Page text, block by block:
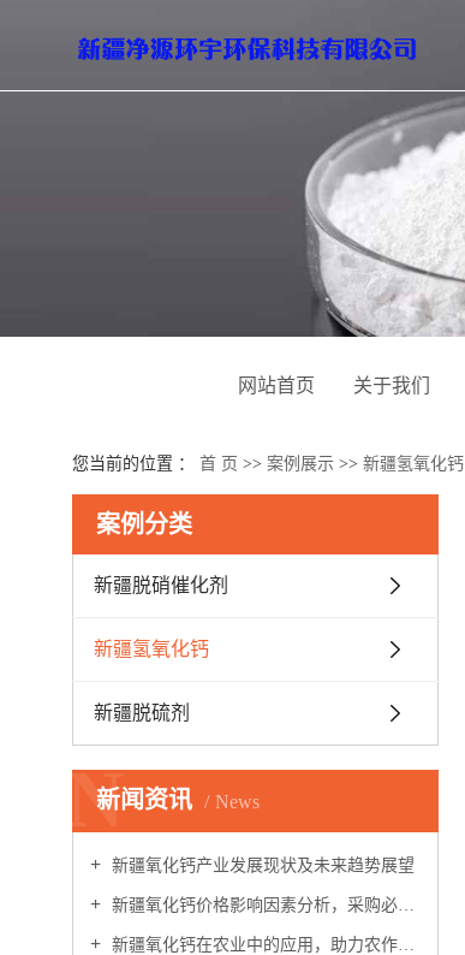
网站首页 关于我们
您当前的位置 ：首 页 >>案例展示 >>新疆氢氧化钙
案例分类
新疆脱硝催化剂
新疆氢氧化钙
新疆脱硫剂
新闻资讯 News
N
新疆氧化钙产业发展现状及未来趋势展望
新疆氧化钙价格影响因素分析，采购必看指南
新疆氧化钙在农业中的应用，助力农作物提质增产